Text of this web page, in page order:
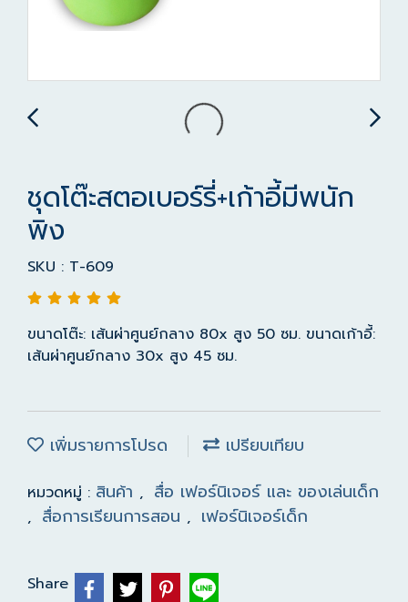
ชุดโต๊ะสตอเบอร์รี่+เก้าอี้มีพนัก
พิง
SKU : T-609
ขนาดโต๊ะ: เส้นผ่าศูนย์กลาง 80x สูง 50 ซม. ขนาดเก้าอี้:
เส้นผ่าศูนย์กลาง 30x สูง 45 ซม.
เพิ่มรายการโปรด เปรียบเทียบ
หมวดหมู่ : สินค้า , สื่อ เฟอร์นิเจอร์ และ ของเล่นเด็ก
, สื่อการเรียนการสอน , เฟอร์นิเจอร์เด็ก
Share